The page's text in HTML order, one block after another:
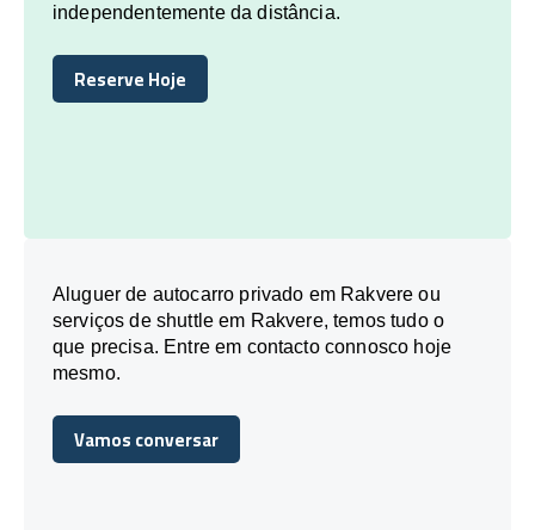
independentemente da distância.
Reserve Hoje
Reserve Hoje
Aluguer de autocarro privado em Rakvere ou
serviços de shuttle em Rakvere, temos tudo o
que precisa. Entre em contacto connosco hoje
mesmo.
Vamos conversar
Vamos conversar